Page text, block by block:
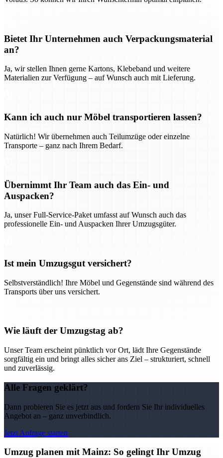
Bietet Ihr Unternehmen auch Verpackungsmaterial
an?
Ja, wir stellen Ihnen gerne Kartons, Klebeband und weitere
Materialien zur Verfügung – auf Wunsch auch mit Lieferung.
Kann ich auch nur Möbel transportieren lassen?
Natürlich! Wir übernehmen auch Teilumzüge oder einzelne
Transporte – ganz nach Ihrem Bedarf.
Übernimmt Ihr Team auch das Ein- und
Auspacken?
Ja, unser Full-Service-Paket umfasst auf Wunsch auch das
professionelle Ein- und Auspacken Ihrer Umzugsgüter.
Ist mein Umzugsgut versichert?
Selbstverständlich! Ihre Möbel und Gegenstände sind während des
Transports über uns versichert.
Wie läuft der Umzugstag ab?
Unser Team erscheint pünktlich vor Ort, lädt Ihre Gegenstände
sorgfältig ein und bringt alles sicher ans Ziel – strukturiert, schnell
und zuverlässig.
Alle Fragen geklärt?
Dann probieren Sie es jetzt aus und fordern Sie Ihr individuelles
Angebot an – ganz unverbindlich.
Jetzt Anfrage starten
Umzug planen mit Mainz: So gelingt Ihr Umzug